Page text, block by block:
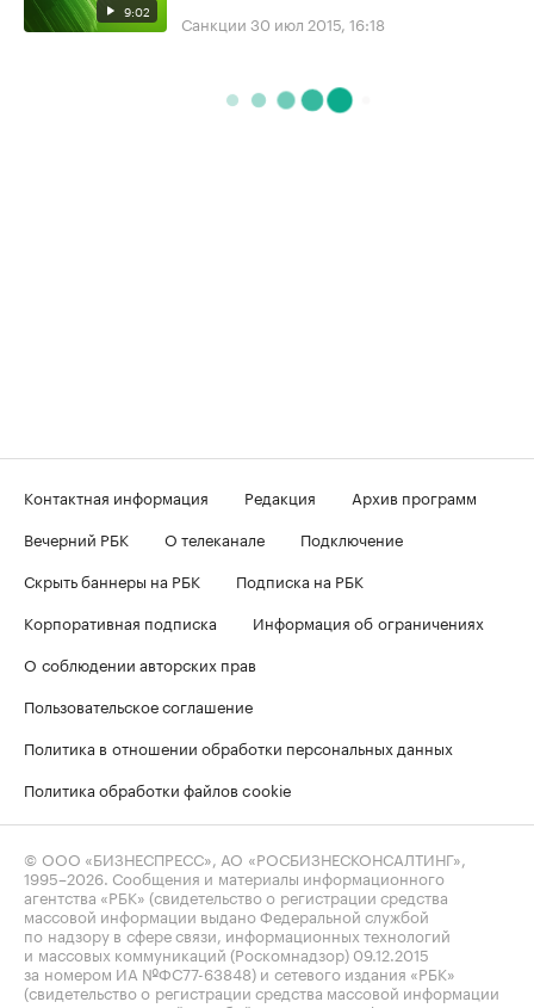
9:02 Санкции 30 июл 2015, 16:18
Контактная информация Редакция
Архив программ
Вечерний РБК
О телеканале
Подключение
Скрыть баннеры на РБК
Подписка на РБК
Корпоративная подписка
Информация об ограничениях
О соблюдении авторских прав
Пользовательское соглашение
Политика в отношении обработки персональных данных
Политика обработки файлов cookie
© ООО «БИЗНЕСПРЕСС», АО «РОСБИЗНЕСКОНСАЛТИНГ»,
1995–2026. Сообщения и материалы информационного
агентства «РБК» (свидетельство о регистрации средства
массовой информации выдано Федеральной службой
по надзору в сфере связи, информационных технологий
и массовых коммуникаций (Роскомнадзор) 09.12.2015
за номером ИА №ФС77-63848) и сетевого издания «РБК»
(свидетельство о регистрации средства массовой информации